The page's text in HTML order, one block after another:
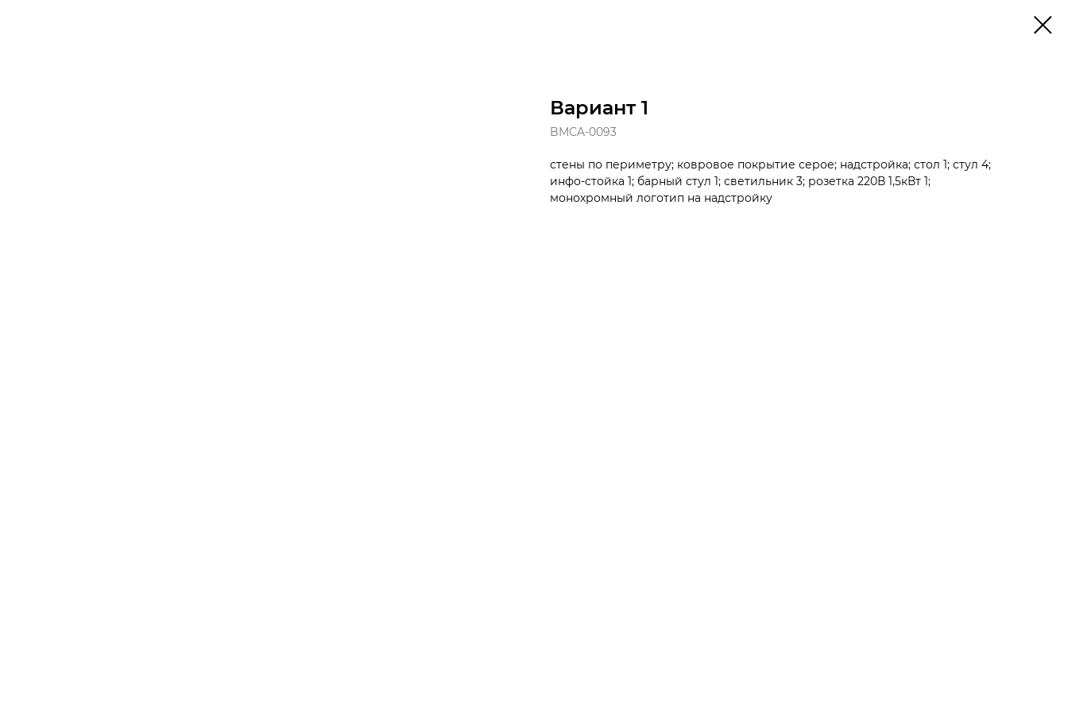
Вариант 1
BMCA-0093
стены по периметру; ковровое покрытие серое; надстройка; стол 1; стул 4;
инфо-стойка 1; барный стул 1; светильник 3; розетка 220В 1,5кВт 1;
монохромный логотип на надстройку